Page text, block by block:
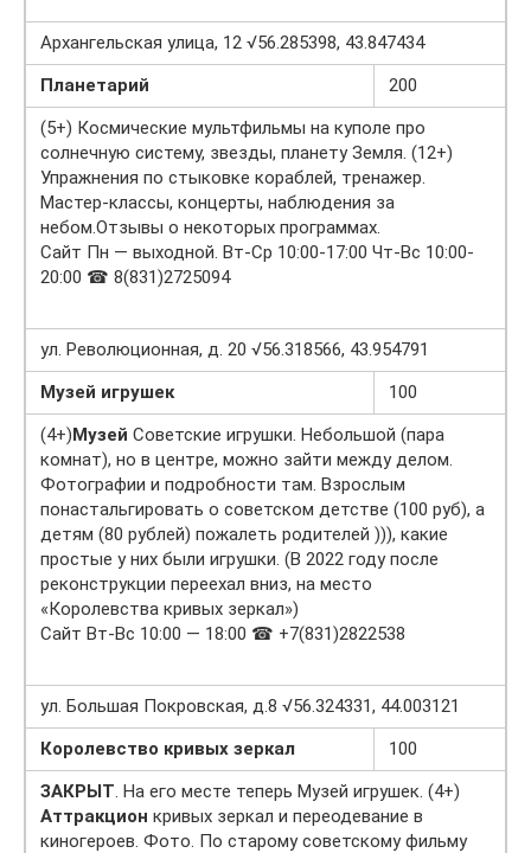
Архангельская улица, 12 √56.285398, 43.847434
Планетарий
200
(5+) Космические мультфильмы на куполе про
солнечную систему, звезды, планету Земля. (12+)
Упражнения по стыковке кораблей, тренажер.
Мастер-классы, концерты, наблюдения за
небом.Отзывы о некоторых программах.
Сайт Пн — выходной. Вт-Ср 10:00-17:00 Чт-Вс 10:00-
20:00 ☎ 8(831)2725094
ул. Революционная, д. 20 √56.318566, 43.954791
Музей игрушек
100
(4+)Музей Советские игрушки. Небольшой (пара
комнат), но в центре, можно зайти между делом.
Фотографии и подробности там. Взрослым
понастальгировать о советском детстве (100 руб), а
детям (80 рублей) пожалеть родителей ))), какие
простые у них были игрушки. (В 2022 году после
реконструкции переехал вниз, на место
«Королевства кривых зеркал»)
Сайт Вт-Вс 10:00 — 18:00 ☎ +7(831)2822538
ул. Большая Покровская, д.8 √56.324331, 44.003121
Королевство кривых зеркал
100
ЗАКРЫТ. На его месте теперь Музей игрушек. (4+)
Аттракцион кривых зеркал и переодевание в
киногероев. Фото. По старому советскому фильму